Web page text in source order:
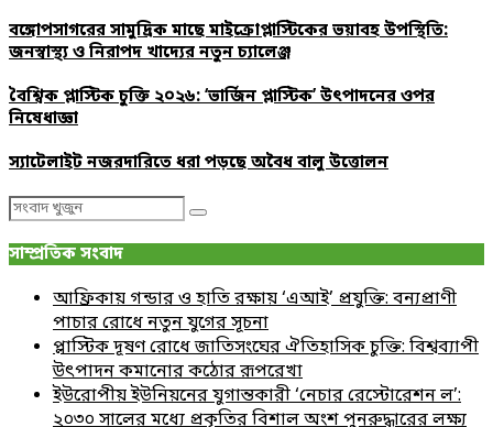
বঙ্গোপসাগরের সামুদ্রিক মাছে মাইক্রোপ্লাস্টিকের ভয়াবহ উপস্থিতি:
জনস্বাস্থ্য ও নিরাপদ খাদ্যের নতুন চ্যালেঞ্জ
বৈশ্বিক প্লাস্টিক চুক্তি ২০২৬: ‘ভার্জিন প্লাস্টিক’ উৎপাদনের ওপর
নিষেধাজ্ঞা
স্যাটেলাইট নজরদারিতে ধরা পড়ছে অবৈধ বালু উত্তোলন
Search
Search
সাম্প্রতিক সংবাদ
আফ্রিকায় গন্ডার ও হাতি রক্ষায় ‘এআই’ প্রযুক্তি: বন্যপ্রাণী
পাচার রোধে নতুন যুগের সূচনা
প্লাস্টিক দূষণ রোধে জাতিসংঘের ঐতিহাসিক চুক্তি: বিশ্বব্যাপী
উৎপাদন কমানোর কঠোর রূপরেখা
ইউরোপীয় ইউনিয়নের যুগান্তকারী ‘নেচার রেস্টোরেশন ল’:
২০৩০ সালের মধ্যে প্রকৃতির বিশাল অংশ পুনরুদ্ধারের লক্ষ্য